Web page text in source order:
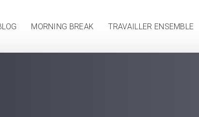
MORNING BREAK TRAVAILLER ENSEMBLE